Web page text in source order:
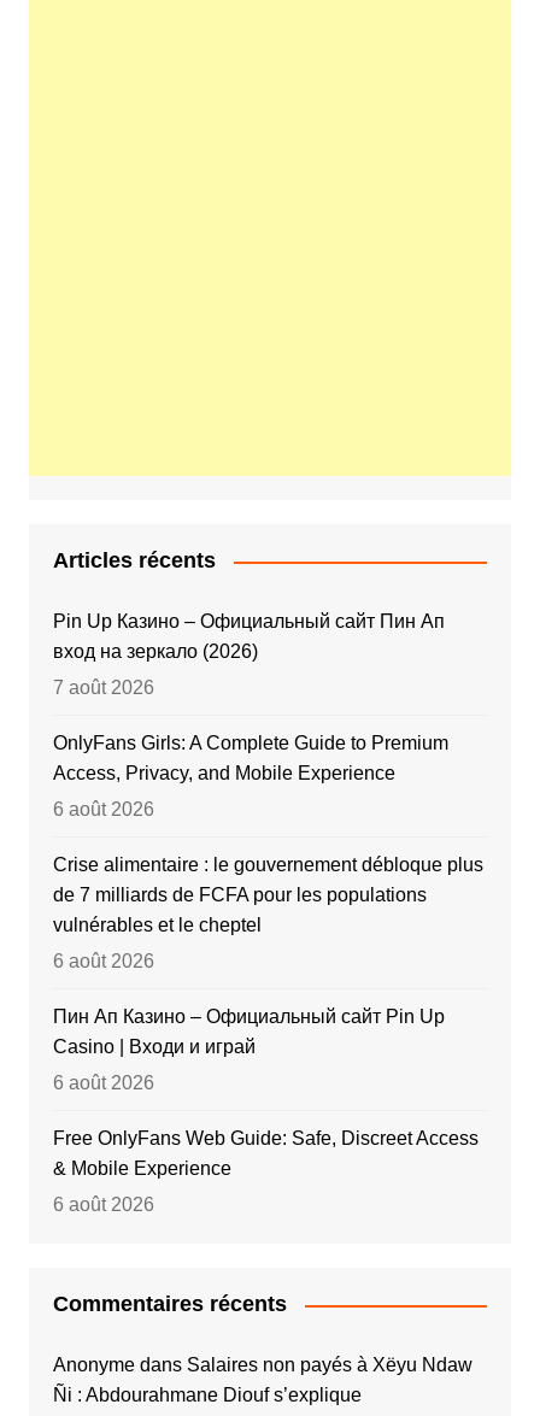
Articles récents
Pin Up Казино – Официальный сайт Пин Ап
вход на зеркало (2026)
7 août 2026
OnlyFans Girls: A Complete Guide to Premium
Access, Privacy, and Mobile Experience
6 août 2026
Crise alimentaire : le gouvernement débloque plus
de 7 milliards de FCFA pour les populations
vulnérables et le cheptel
6 août 2026
Пин Ап Казино – Официальный сайт Pin Up
Casino | Входи и играй
6 août 2026
Free OnlyFans Web Guide: Safe, Discreet Access
& Mobile Experience
6 août 2026
Commentaires récents
Anonymedans Salaires non payés à Xëyu Ndaw
Ñi : Abdourahmane Diouf s’explique